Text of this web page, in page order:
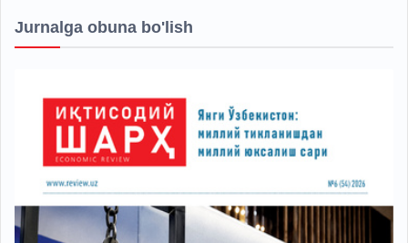
Jurnalga obuna bo'lish